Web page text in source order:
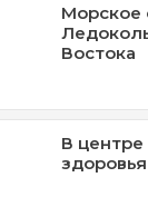
Морское
Востока
В
здоровья